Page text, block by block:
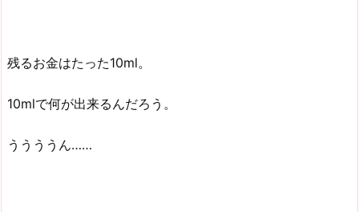
残るお金はたった10ml。
10mlで何が出来るんだろう。
ううううん……